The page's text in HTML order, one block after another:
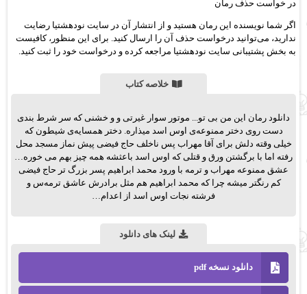
در خواست حذف رمان
اگر شما نویسنده این رمان هستید و از انتشار آن در سایت نودهشتیا رضایت
ندارید، می‌توانید درخواست حذف آن را ارسال کنید. برای این منظور، کافیست
به بخش پشتیبانی سایت نودهشتیا مراجعه کرده و درخواست خود را ثبت کنید.
خلاصه کتاب
دانلود رمان این من بی تو... موتور سوار غیرتی و و خشنی که سر شرط‌ بندی
دست روی دختر ممنوعه‌ی اوس اسد میذاره. دختر همسایه‌‌ی شیطون که
خیلی وقته دلش برای آقا مهراب پس ناخلف حاج فیضی پیش نماز مسجد محل
رفته اما با برگشتن ورق و قتلی که اوس اسد باعثشه همه چیز بهم می خوره…
عشق ممنوعه مهراب و ترمه با ورود محمد ابراهیم پسر بزرگ تر حاج فیضی
کم رنگتر میشه چرا که محمد ابراهیم هم مثل برادرش عاشق ترمه‌س و
فرشته نجات اوس اسد از اعدام…
لینک های دانلود
دانلود نسخه pdf